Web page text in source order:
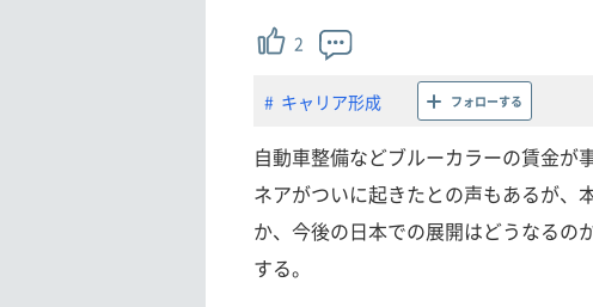
2
キャリア形成 フォローする
自動車整備などブルーカラーの賃金が
ネアがついに起きたとの声もあるが、
か、今後の日本での展開はどうなるの
する。